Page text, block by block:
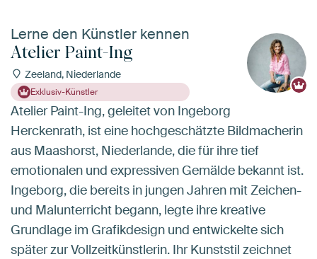
Lerne den Künstler kennen
Atelier Paint-Ing
Zeeland, Niederlande
Exklusiv-Künstler
Atelier Paint-Ing, geleitet von Ingeborg
Herckenrath, ist eine hochgeschätzte Bildmacherin
aus Maashorst, Niederlande, die für ihre tief
emotionalen und expressiven Gemälde bekannt ist.
Ingeborg, die bereits in jungen Jahren mit Zeichen-
und Malunterricht begann, legte ihre kreative
Grundlage im Grafikdesign und entwickelte sich
später zur Vollzeitkünstlerin. Ihr Kunststil zeichnet